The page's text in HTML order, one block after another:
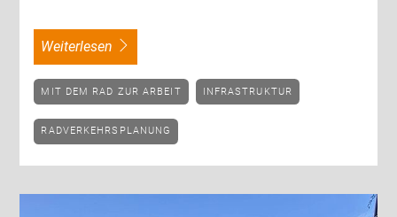
weiterlesen
MIT DEM RAD ZUR ARBEIT INFRASTRUKTUR
RADVERKEHRSPLANUNG